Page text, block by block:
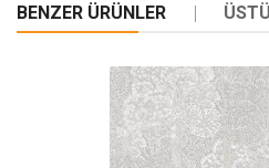
BENZER ÜRÜNLER